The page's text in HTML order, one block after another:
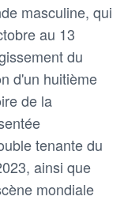
masculine, qui
au 13
du
d'un huitième
de la
tenante du
ainsi que
mondiale